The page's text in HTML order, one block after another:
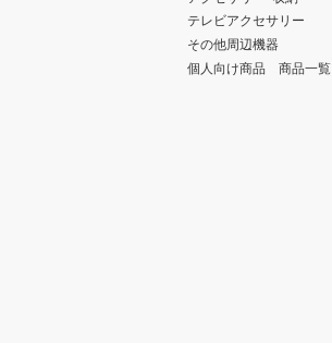
テレビアクセサリー
その他周辺機器
個人向け商品 商品一覧